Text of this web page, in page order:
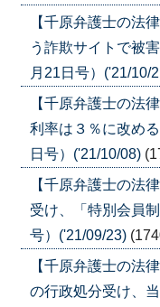
【千原弁護士の
う詐欺サイトで被
月21日号）('21/10/
【千原弁護士の
利率は３％に改め
日号）('21/10/08)
【千原弁護士の
受け、「特別会員
号）('21/09/23)
【千原弁護士の
の行政処分受け、